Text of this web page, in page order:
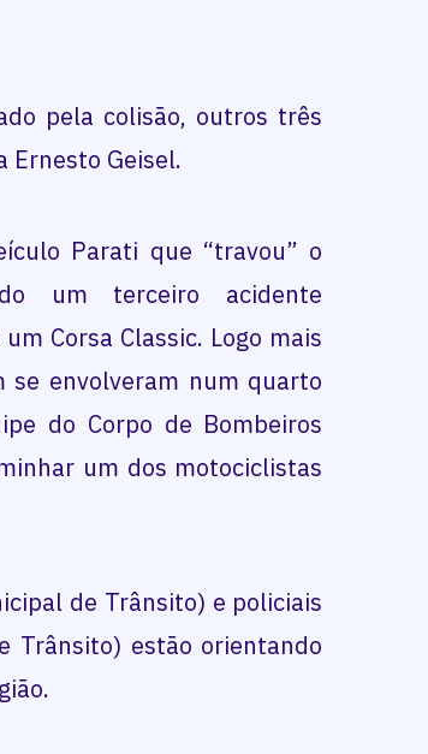
pela colisão, outros três
Ernesto Geisel.
Parati que “travou” o
um terceiro acidente
Corsa Classic. Logo mais
envolveram num quarto
do Corpo de Bombeiros
um dos motociclistas
de Trânsito) e policiais
Trânsito) estão orientando